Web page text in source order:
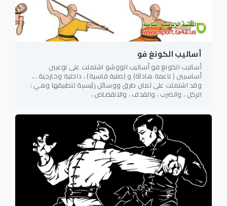
أساليب الكونغ فو
أساليب الكونغ فو أساليب الووشو اشتملت على نوعيين
أساسيين ( ناعمة هادئة) و (صلبة قاسية) ، داخلية وخارجية ...
وقد اشتملت على ثمان طرق ووسائل رئيسية لتطبيقها وهي :
الركل ، والضرب ، والقذف ، والانقضاض ،